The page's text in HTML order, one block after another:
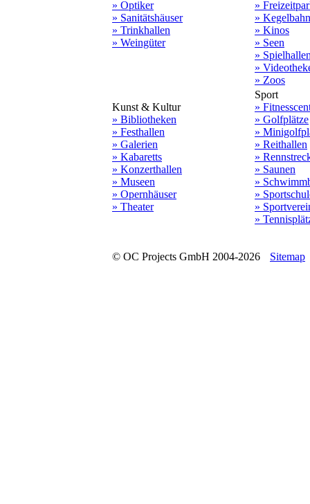
» Optiker
» Sanitätshäuser
» Trinkhallen
» Weingüter
»
»
» Kinos
» Seen
»
»
» Zoos
Kunst & Kultur
» Bibliotheken
» Festhallen
» Galerien
» Kabaretts
» Konzerthallen
» Museen
» Opernhäuser
» Theater
Sport
»
» Golfplätze
»
» Reithallen
»
» Saunen
»
»
»
»
© OC Projects GmbH 2004-2026 Sitemap